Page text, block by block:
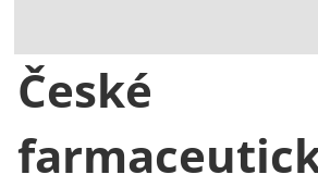
České